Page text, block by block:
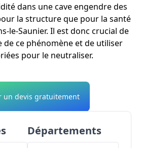
dans une cave engendre des
la structure que pour la santé
le-Saunier. Il est donc crucial de
de ce phénomène et de utiliser
pour le neutraliser.
un devis gratuitement
Départements